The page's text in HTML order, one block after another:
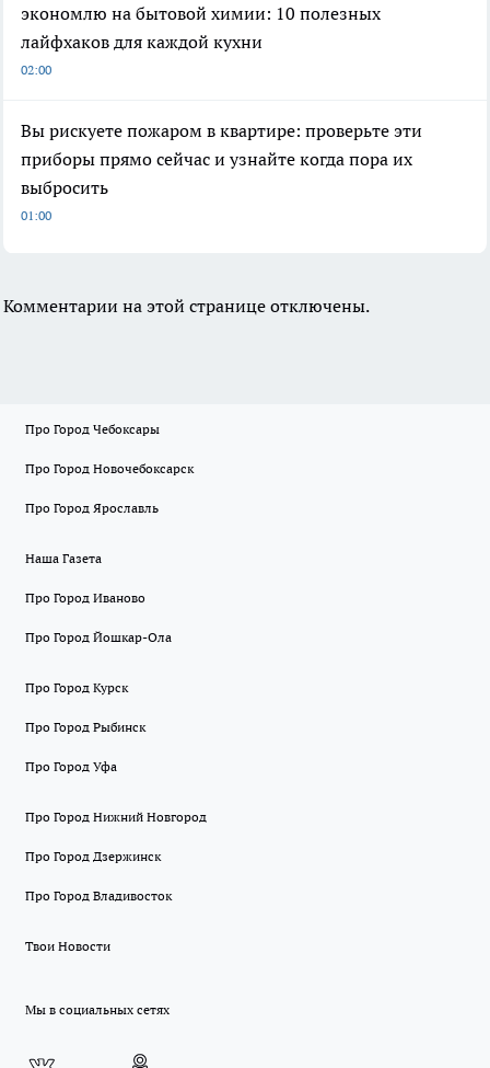
экономлю на бытовой химии: 10 полезных
лайфхаков для каждой кухни
02:00
Вы рискуете пожаром в квартире: проверьте эти
приборы прямо сейчас и узнайте когда пора их
выбросить
01:00
Комментарии на этой странице отключены.
Про Город Чебоксары
Про Город Новочебоксарск
Про Город Ярославль
Наша Газета
Про Город Иваново
Про Город Йошкар-Ола
Про Город Курск
Про Город Рыбинск
Про Город Уфа
Про Город Нижний Новгород
Про Город Дзержинск
Про Город Владивосток
Твои Новости
Мы в социальных сетях